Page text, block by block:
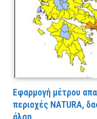
Εφαρμογή μέτρου
περιοχές NATURA,
άλση